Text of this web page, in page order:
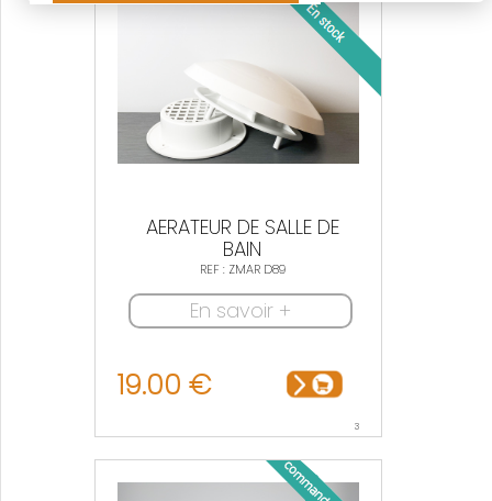
AERATEUR DE SALLE DE
BAIN
REF : ZMAR D89
En savoir +
19.00 €
3